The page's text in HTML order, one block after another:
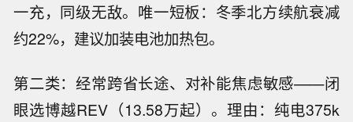
一充，同级无敌。唯一短板：冬季北方续航衰减
约22%，建议加装电池加热包。
第二类：经常跨省长途、对补能焦虑敏感——闭
眼选博越REV（13.58万起）。理由：纯电375k